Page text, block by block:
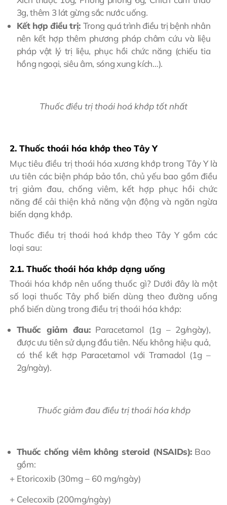
3g, thêm 3 lát gừng sắc nước uống.
Kết hợp điều trị: Trong quá trình điều trị bệnh nhân
nên kết hợp thêm phương pháp châm cứu và liệu
pháp vật lý trị liệu, phục hồi chức năng (chiếu tia
hồng ngoại, siêu âm, sóng xung kích…).
Thuốc điều trị thoái hoá khớp tốt nhất
2. Thuốc thoái hóa khớp theo Tây Y
Mục tiêu điều trị thoái hóa xương khớp trong Tây Y là
ưu tiên các biện pháp bảo tồn, chủ yếu bao gồm điều
trị giảm đau, chống viêm, kết hợp phục hồi chức
năng để cải thiện khả năng vận động và ngăn ngừa
biến dạng khớp.
Thuốc điều trị thoái hoá khớp theo Tây Y gồm các
loại sau:
2.1. Thuốc thoái hóa khớp dạng uống
Thoái hóa khớp nên uống thuốc gì? Dưới đây là một
số loại thuốc Tây phổ biến dùng theo đường uống
phổ biến dùng trong điều trị thoái hóa khớp:
Thuốc giảm đau:Paracetamol (1g – 2g/ngày),
được ưu tiên sử dụng đầu tiên. Nếu không hiệu quả,
có thể kết hợp Paracetamol với Tramadol (1g –
2g/ngày).
Thuốc giảm đau điều trị thoái hóa khớp
Thuốc chống viêm không steroid (NSAIDs): Bao
gồm:
+ Etoricoxib (30mg – 60 mg/ngày)
+ Celecoxib (200mg/ngày)